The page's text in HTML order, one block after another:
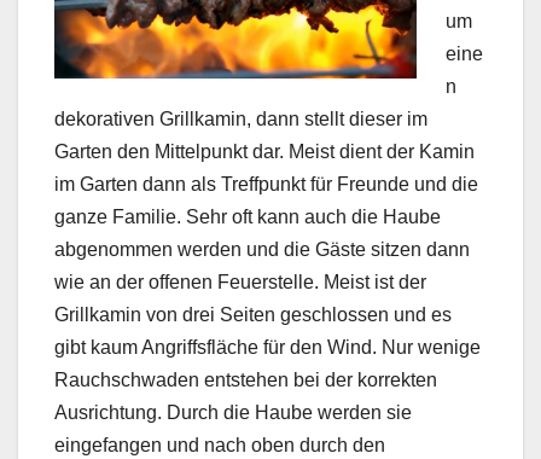
um
eine
n
dekorativen Grillkamin, dann stellt dieser im
Garten den Mittelpunkt dar. Meist dient der Kamin
im Garten dann als Treffpunkt für Freunde und die
ganze Familie. Sehr oft kann auch die Haube
abgenommen werden und die Gäste sitzen dann
wie an der offenen Feuerstelle. Meist ist der
Grillkamin von drei Seiten geschlossen und es
gibt kaum Angriffsfläche für den Wind. Nur wenige
Rauchschwaden entstehen bei der korrekten
Ausrichtung. Durch die Haube werden sie
eingefangen und nach oben durch den